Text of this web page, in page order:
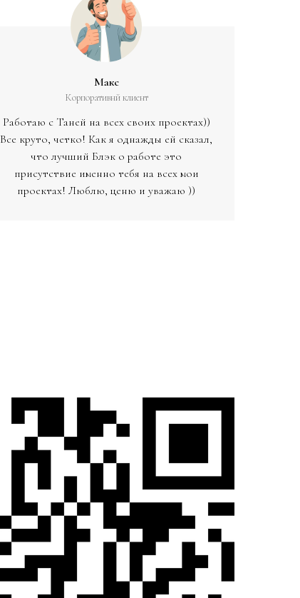
Макс
Корпоративнй клиент
Работаю с Таней на всех своих проектах))
Все круто, четко! Как я однажды ей сказал,
что лучший Блэк о работе это
присутствие именно тебя на всех мои
проектах! Люблю, ценю и уважаю ))